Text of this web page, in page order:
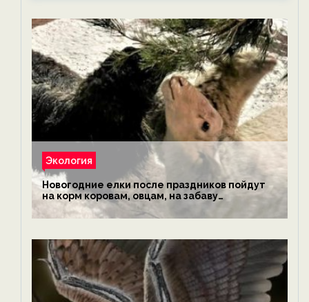
Экология
Новогодние елки после праздников пойдут
на корм коровам, овцам, на забаву
обезьянам, львам и леопардам — новости
экологии на ECOportal